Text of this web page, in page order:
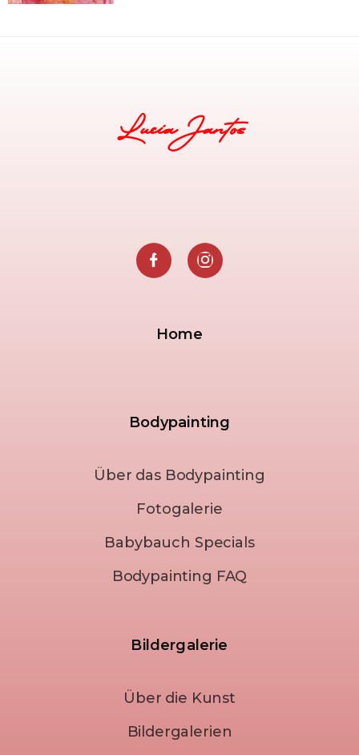
Lucia Jantos
Home
Bodypainting
Über das Bodypainting
Fotogalerie
Babybauch Specials
Bodypainting FAQ
Bildergalerie
Über die Kunst
Bildergalerien